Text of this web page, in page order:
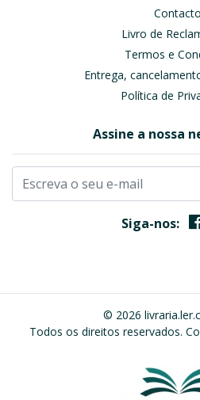
Contacto
Livro de
Termos e
Entrega,
Política de
Assine a nossa
Siga-nos:
© 2026
Todos os direitos reservados.